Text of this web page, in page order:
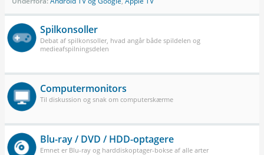
Spilkonsoller
Debat af spilkonsoller, hvad angår både spildelen og
medieafspilningsdelen
Computermonitors
Til diskussion og snak om computerskærme
Blu-ray / DVD / HDD-optagere
Emnet er Blu-ray og harddiskoptager-bokse af alle arter